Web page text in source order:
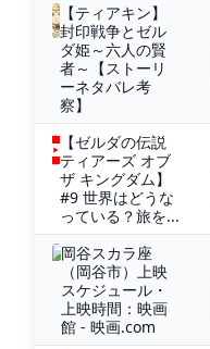
【ティアキン】
封印戦争とゼル
ダ姫～六人の賢
者～【ストーリ
ーネタバレ考
察】
【ゼルダの伝説
ティアーズ オブ
ザ キングダム】
#9 世界はどうな
っている？旅を...
岡谷スカラ座
（岡谷市）上映
スケジュール・
上映時間：映画
館 - 映画.com